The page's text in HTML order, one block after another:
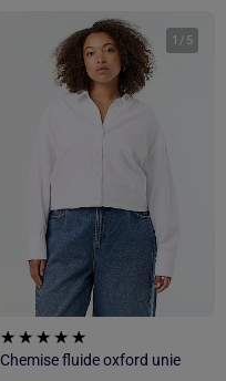
1 / 5
Chemise fluide oxford unie